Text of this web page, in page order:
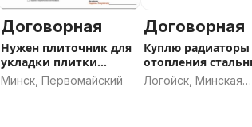
Договорная
Нужен плиточник для
укладки плитки
60*120
Минск, Первомайский
Договорная
Куплю радиаторы
отопления
тип 22.
Логойск, Минская